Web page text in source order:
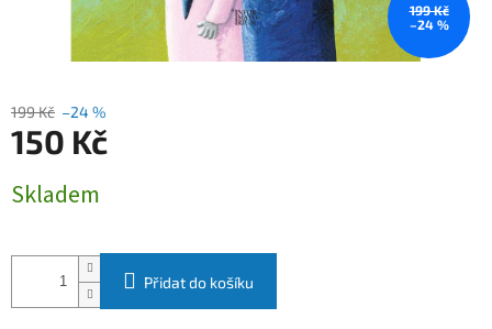
199 Kč
–24 %
199 Kč –24 %
150 Kč
cena:
Skladem
Přidat do košíku